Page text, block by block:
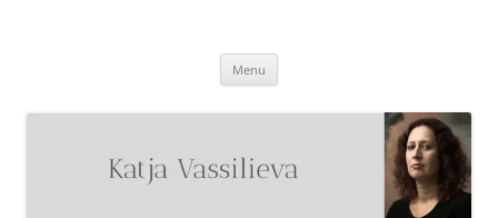
Menu